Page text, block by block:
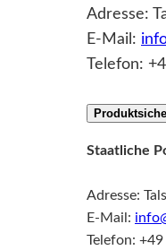
Adresse:
E-Mail:
Telefon:
Staatliche
Adresse:
E-Mail:
Telefon: